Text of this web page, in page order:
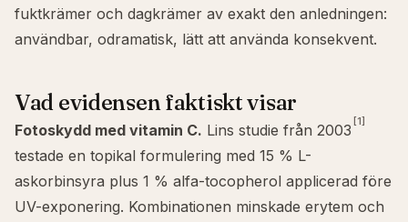
fuktkrämer och dagkrämer av exakt den anledningen:
användbar, odramatisk, lätt att använda konsekvent.
Vad evidensen faktiskt visar
Fotoskydd med vitamin C. Lins studie från 2003 [1]
testade en topikal formulering med 15 % L-
askorbinsyra plus 1 % alfa-tocopherol applicerad före
UV-exponering. Kombinationen minskade erytem och